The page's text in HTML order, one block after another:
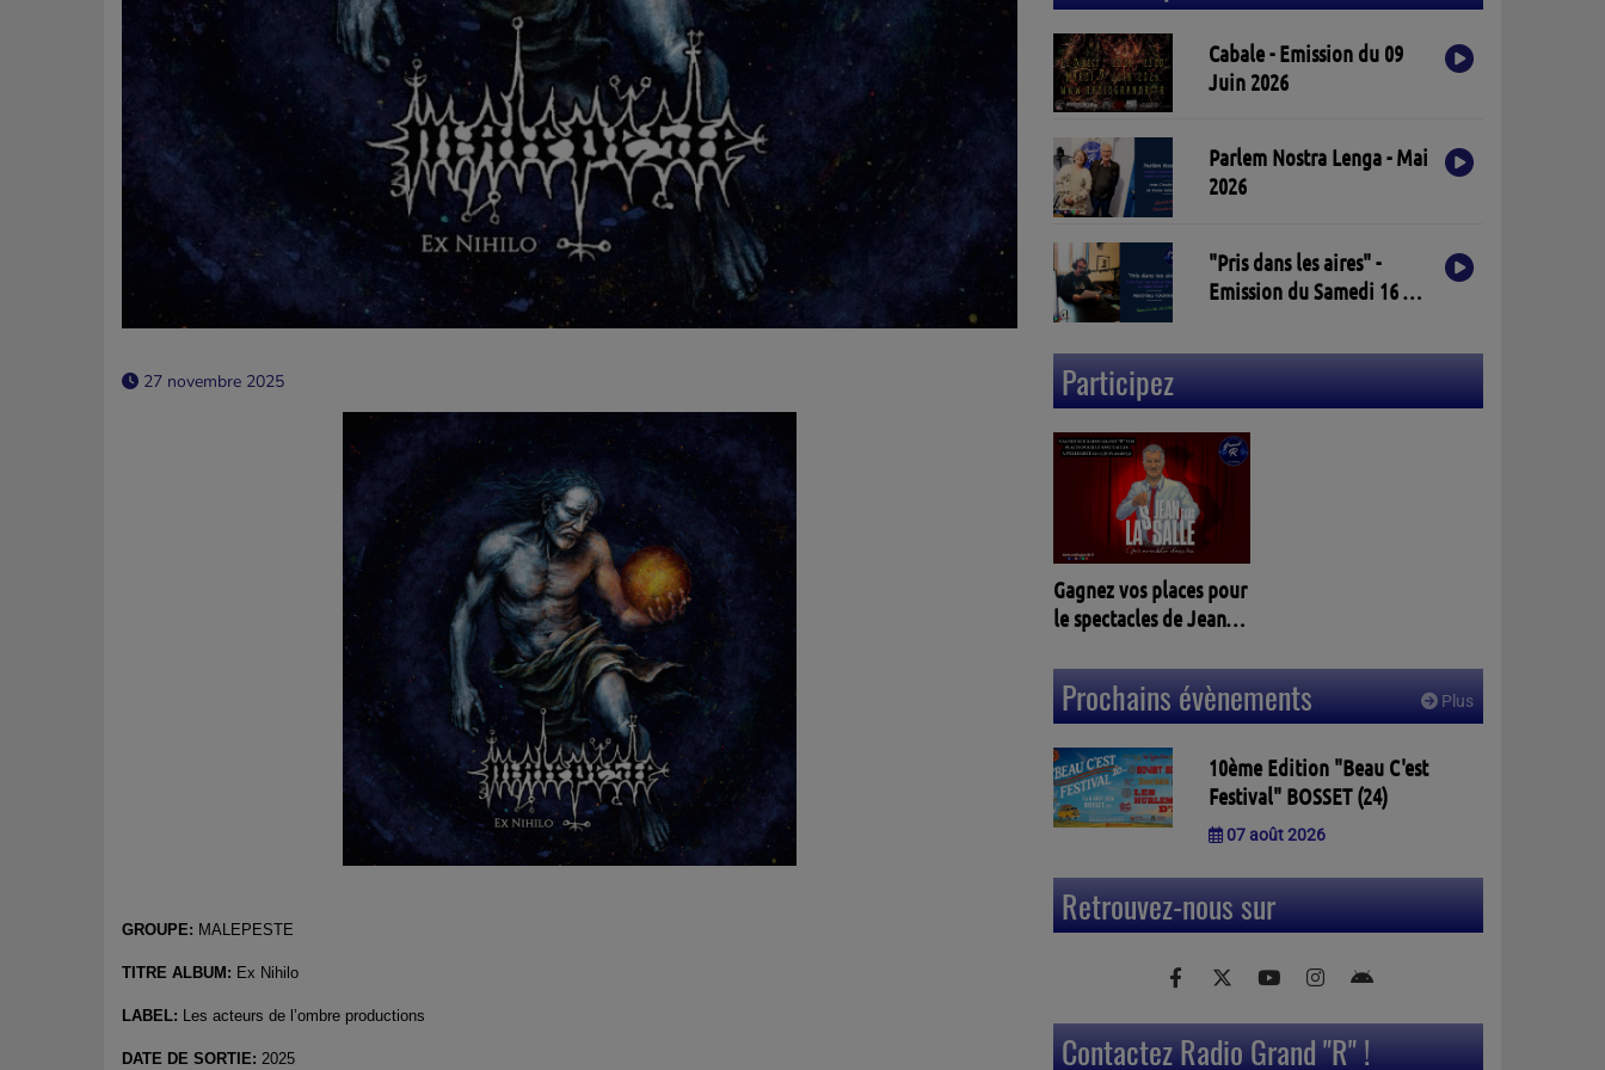
27 novembre 2025
GROUPE: MALEPESTE
TITRE ALBUM: Ex Nihilo
LABEL: Les acteurs de l’ombre productions
DATE DE SORTIE: 2025
Cabale - Emission du 09
Juin 2026
Parlem Nostra Lenga - Mai
2026
"Pris dans les aires" -
Emission du Samedi 16 Mai
Participez
Gagnez vos places pour
le spectacles de Jean
(33)
Plus
Prochains évènements
10ème Edition "Beau C'est
Festival" BOSSET (24)
07 août 2026
Retrouvez-nous sur
Contactez Radio Grand "R" !